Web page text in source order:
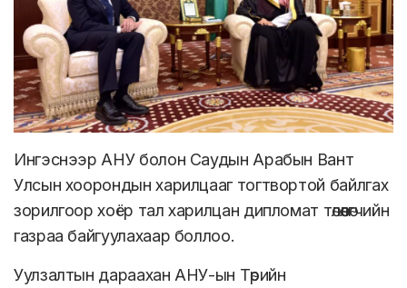
Ингэснээр АНУ болон Саудын Арабын Вант
Улсын хоорондын харилцааг тогтвортой байлгах
зорилгоор хоёр тал харилцан дипломат төлөөлөгчийн
газраа байгуулахаар боллоо.
Уулзалтын дараахан АНУ-ын Төрийн